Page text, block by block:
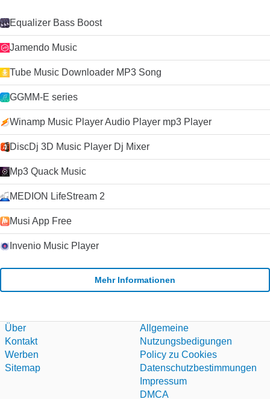
Equalizer Bass Boost
Jamendo Music
Tube Music Downloader MP3 Song
GGMM-E series
Winamp Music Player Audio Player mp3 Player
DiscDj 3D Music Player Dj Mixer
Mp3 Quack Music
MEDION LifeStream 2
Musi App Free
Invenio Music Player
Mehr Informationen
Über
Kontakt
Werben
Sitemap
Allgemeine
Nutzungsbedigungen
Policy zu Cookies
Datenschutzbestimmungen
Impressum
DMCA